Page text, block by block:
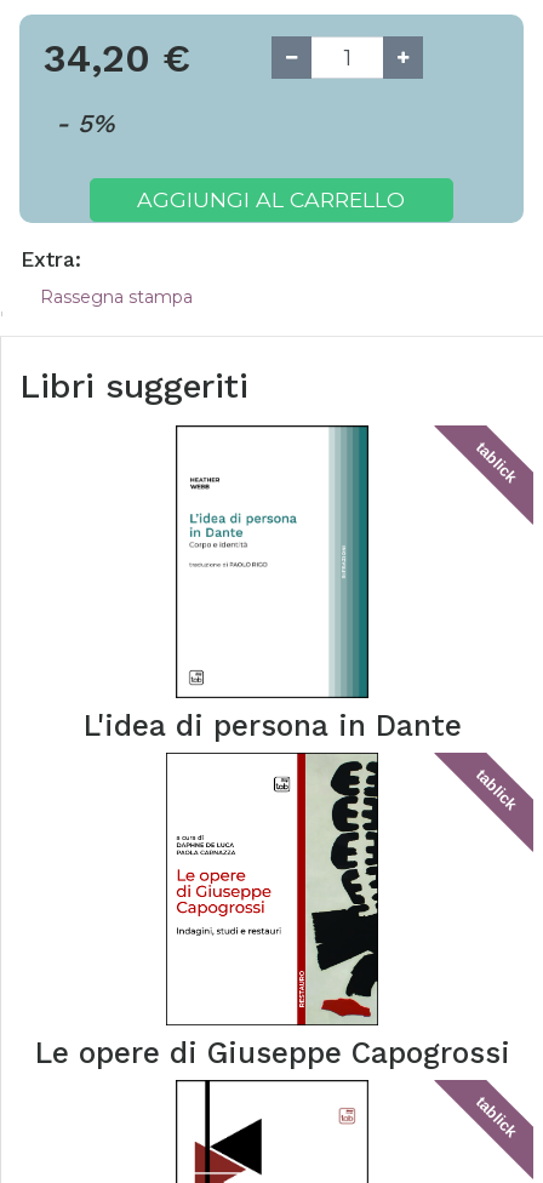
34,20 €
- 5%
AGGIUNGI AL CARRELLO
Extra:
Rassegna stampa
Libri suggeriti
tablick
L'idea di persona in Dante
tablick
Le opere di Giuseppe Capogrossi
tablick